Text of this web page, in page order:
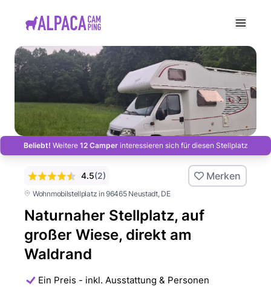
Beliebt! Weitere 12 Camper interessieren sich für diesen Stellplatz
Wohnmobilstellplatz in 96465 Neustadt, DE
Naturnaher Stellplatz, auf
großer Wiese, direkt am
Waldrand
4.5(2) Merken
Ein Preis - inkl. Ausstattung & Personen